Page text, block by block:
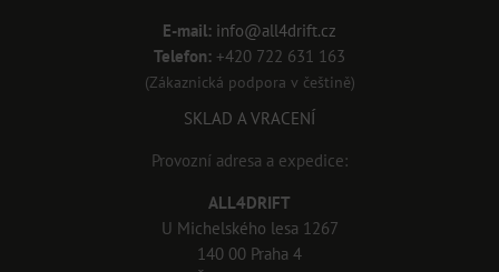
E-mail: info@all4drift.cz
Telefon: +420 722 631 163
(Zákaznická podpora v češtině)
SKLAD A VRACENÍ
Provozní adresa a expedice:
ALL4DRIFT
U Michelského lesa 1267
140 00 Praha 4